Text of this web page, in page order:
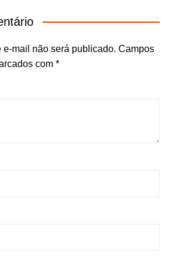
e-mail não será publicado. Campos
com *